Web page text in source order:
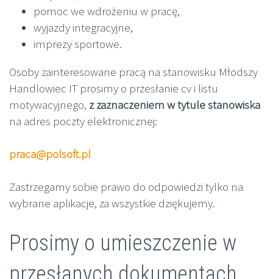
pomoc we wdrożeniu w pracę,
wyjazdy integracyjne,
imprezy sportowe.
Osoby zainteresowane pracą na stanowisku Młodszy
Handlowiec IT prosimy o przesłanie cv i listu
motywacyjnego, z zaznaczeniem w tytule stanowiska
na adres poczty elektronicznej:
praca@polsoft.pl
Zastrzegamy sobie prawo do odpowiedzi tylko na
wybrane aplikacje, za wszystkie dziękujemy.
Prosimy o umieszczenie w